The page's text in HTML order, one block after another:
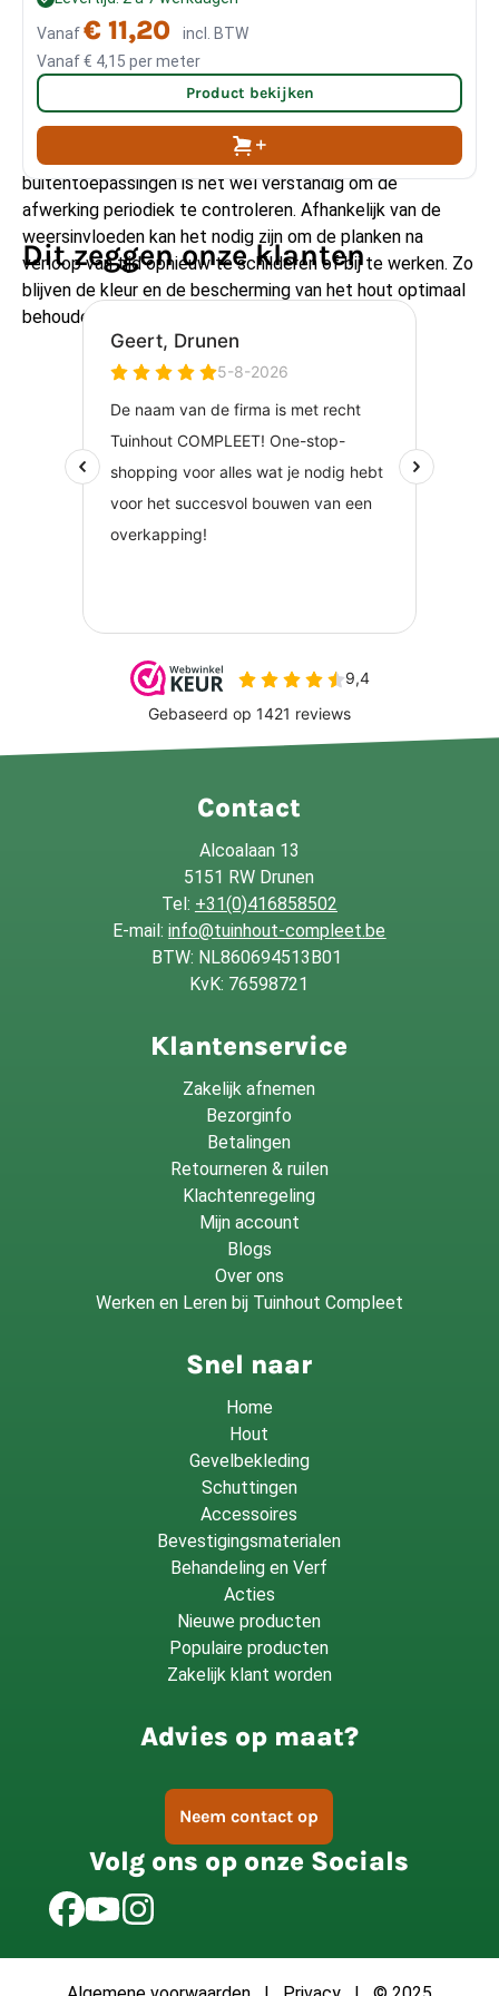
vellingdelen nog behandelen?
De vellingdelen zijn al voorzien van een witte afwerking en
kunnen daardoor direct worden verwerkt. Bij
buitentoepassingen is het wel verstandig om de
afwerking periodiek te controleren. Afhankelijk van de
weersinvloeden kan het nodig zijn om de planken na
verloop van tijd opnieuw te schilderen of bij te werken. Zo
blijven de kleur en de bescherming van het hout optimaal
behouden.
Vanaf€ 11,20
incl. BTW
Vanaf€ 4,15 per meter
Product bekijken
Dit zeggen onze klanten
Contact
Alcoalaan 13
5151 RW Drunen
Tel: +31(0)416858502
E-mail:info@tuinhout-compleet.be
BTW: NL860694513B01
KvK: 76598721
Klantenservice
Zakelijk afnemen
Bezorginfo
Betalingen
Retourneren & ruilen
Klachtenregeling
Mijn account
Blogs
Over ons
Werken en Leren bij Tuinhout Compleet
Snel naar
Home
Hout
Gevelbekleding
Schuttingen
Accessoires
Bevestigingsmaterialen
Behandeling en Verf
Acties
Nieuwe producten
Populaire producten
Zakelijk klant worden
Advies op maat?
Neem contact op
Volg ons op onze Socials